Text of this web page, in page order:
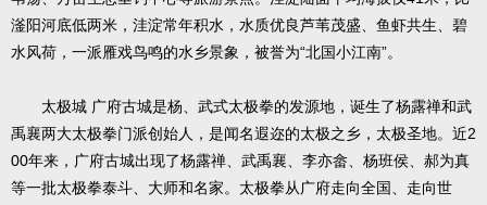
滏阳河底低两米，洼淀常年积水，水质优良芦苇茂盛、鱼虾共生、碧
水风荷，一派雁戏鸟鸣的水乡景象，被誉为“北国小江南”。
太极城 广府古城是杨、武式太极拳的发源地，诞生了杨露禅和武
禹襄两大太极拳门派创始人，是闻名遐迩的太极之乡，太极圣地。近2
00年来，广府古城出现了杨露禅、武禹襄、李亦畲、杨班侯、郝为真
等一批太极拳泰斗、大师和名家。太极拳从广府走向全国、走向世